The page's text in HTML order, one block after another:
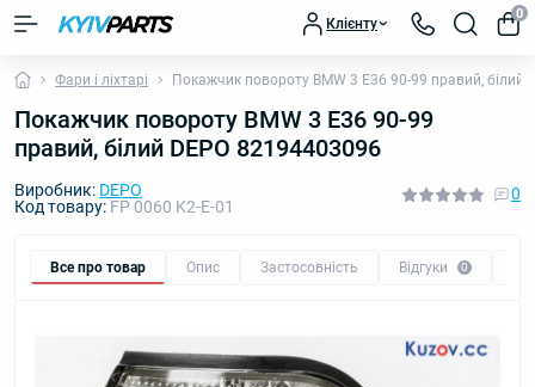
Клієнту
0
Фари і ліхтарі Покажчик повороту BMW 3 E36 90-99 правий, білий
Покажчик повороту BMW 3 E36 90-99
правий, білий DEPO 82194403096
Виробник: DEPO
Код товару: FP 0060 K2-E-01
0
Все про товар Опис Застосовність Відгуки 0